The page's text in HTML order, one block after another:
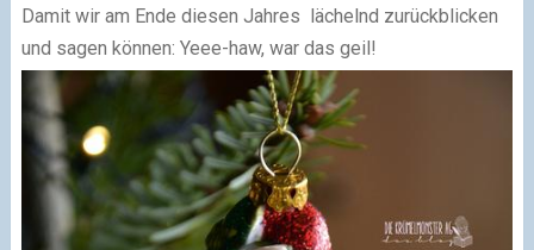
Damit wir am Ende diesen Jahres lächelnd zurückblicken
und sagen können: Yeee-haw, war das geil!